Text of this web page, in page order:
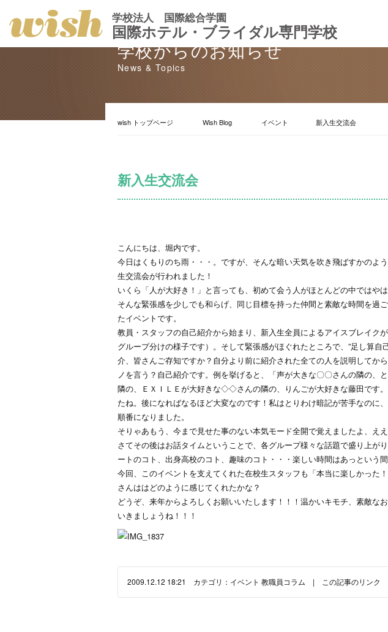
学校法人 国際総合学園
国際ホテル・ブライダル専門学校
学校からのお知らせ
News & Topics
wish トップページ Wish Blog イベント 新入生交流会
新入生交流会
こんにちは、堀内です。
今日はくもりのち雨・・・。ですが、そんな暗い天気を吹き飛ばすかのよ
生交流会が行われました！
いくら「人が大好き！」と言っても、初めて会う人がほとんどの中ではや
そんな緊張感を少しでも和らげ、同じ目標を持った仲間と素敵な時間を過
たイベントです。
教員・スタッフの自己紹介から始まり、新入生全員によるアイスブレイク
グループ分けの様子です）。そして緊張感がほぐれたところで、”足し算自
介、皆さんご存知ですか？自分より前に紹介された全ての人を説明してか
ノを言う？自己紹介です。例を挙げると、「声が大きな〇〇さんの隣の
隣の、ＥＸＩＬＥが大好きな◇◇さんの隣の、りんごが大好きな藤田です
たね。後になればなるほど大変なのです！私はとりわけ暗記が苦手なのに
順番になりました。
そりゃあもう、今まで見せた事のない本気モード全開で覚えましたよ、ええ
さてその後はお話タイムということで、各グループ様々な話題で盛り上が
ートのコト、出身高校のコト、趣味のコト・・・楽しい時間はあっという間
今回、このイベントを支えてくれた在校生スタッフも「本当に楽しかった
さんははどのように感じてくれたかな？
どうぞ、来年からよろしくお願いいたします！！！温かいキモチ、素敵な
いきましょうね！！！
2009.12.12 18:21 カテゴリ： イベント 教職員コラム | この記事のリンク